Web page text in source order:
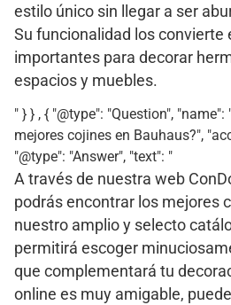
estilo único sin llegar a ser
Su funcionalidad los convierte
importantes para decorar
espacios y muebles.
" } } , { "@type": "Question",
mejores cojines en Bauhaus?",
"@type": "Answer", "text": "
A través de nuestra web
podrás encontrar los mejores
nuestro amplio y selecto
permitirá escoger
que complementará tu
online es muy amigable,